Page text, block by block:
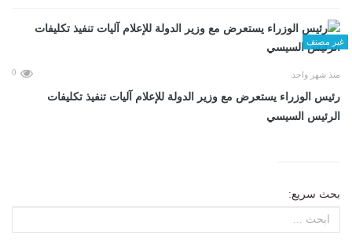
غير مصنف
منذ شهر واحد 0
رئيس الوزراء يستعرض مع وزير الدولة للإعلام آليات تنفيذ تكليفات
الرئيس السيسي
بحث سريع: